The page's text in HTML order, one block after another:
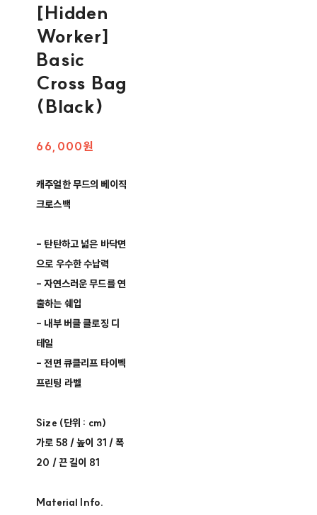
[Hidden
Worker]
Basic
Cross Bag
(Black)
66,000원
캐주얼한 무드의 베이직
크로스백
- 탄탄하고 넓은 바닥면
으로 우수한 수납력
- 자연스러운 무드를 연
출하는 쉐입
- 내부 버클 클로징 디
테일
- 전면 큐클리프 타이벡
프린팅 라벨
Size (단위 : cm)
가로 58 / 높이 31 / 폭
20 / 끈 길이 81
Material Info.